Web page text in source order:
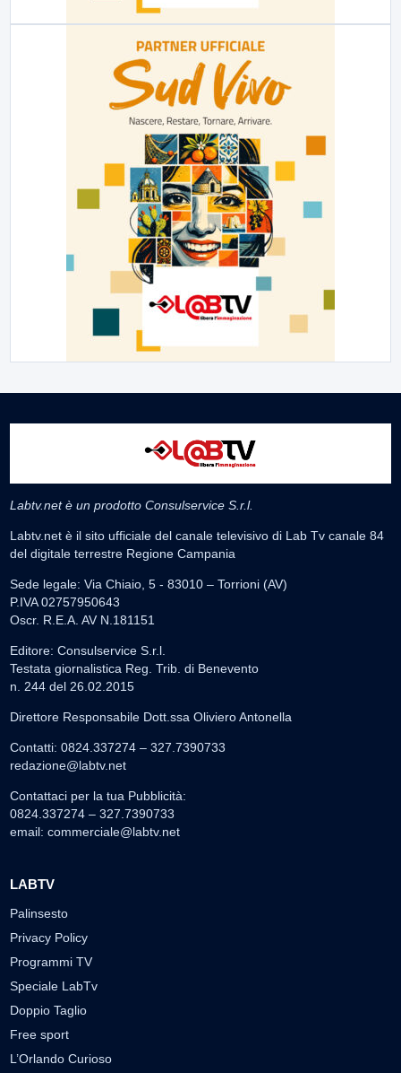
Labtv.net è un prodotto Consulservice S.r.l.
Labtv.net è il sito ufficiale del canale televisivo di Lab Tv canale 84
del digitale terrestre Regione Campania
Sede legale: Via Chiaio, 5 - 83010 – Torrioni (AV)
P.IVA 02757950643
Oscr. R.E.A. AV N.181151
Editore: Consulservice S.r.l.
Testata giornalistica Reg. Trib. di Benevento
n. 244 del 26.02.2015
Direttore Responsabile Dott.ssa Oliviero Antonella
Contatti: 0824.337274 – 327.7390733
redazione@labtv.net
Contattaci per la tua Pubblicità:
0824.337274 – 327.7390733
email: commerciale@labtv.net
LABTV
Palinsesto
Privacy Policy
Programmi TV
Speciale LabTv
Doppio Taglio
Free sport
L’Orlando Curioso